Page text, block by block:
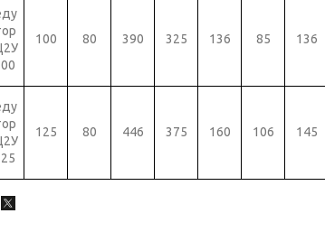
100 80 390 325 136 85 136
125 80 446 375 160 106 145